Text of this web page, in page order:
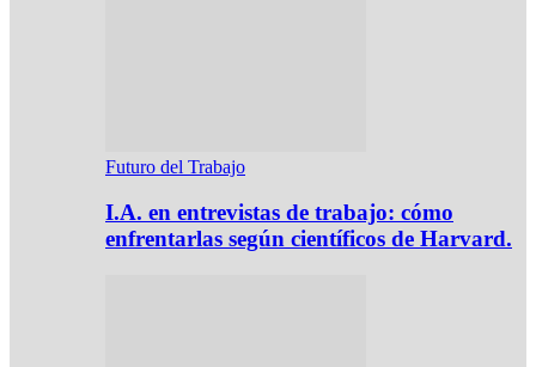
Futuro del Trabajo
I.A. en entrevistas de trabajo: cómo
enfrentarlas según científicos de Harvard.